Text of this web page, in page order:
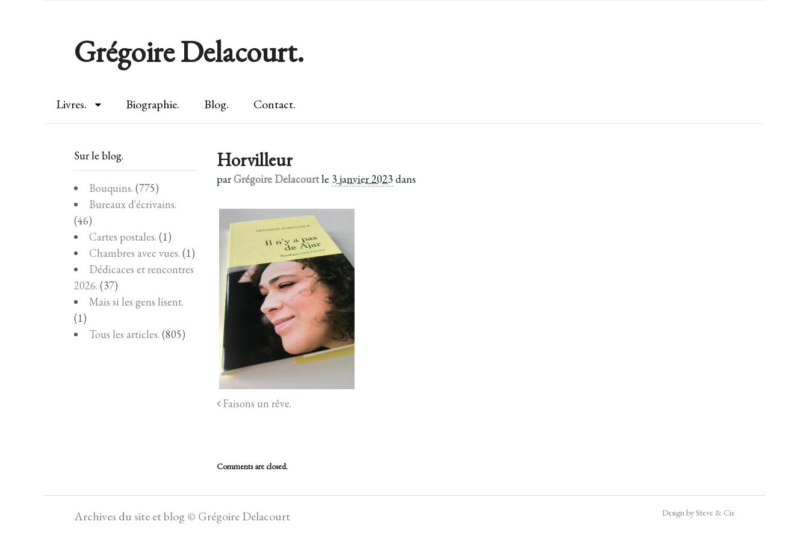
Grégoire Delacourt.
Livres. Biographie. Blog. Contact.
Horvilleur
parGrégoire Delacourtle 3 janvier 2023dans
Faisons un rêve.
Comments are closed.
Sur le blog.
Bouquins. (775)
Bureaux d'écrivains.
(46)
Cartes postales. (1)
Chambres avec vues. (1)
Dédicaces et rencontres
2026. (37)
Mais si les gens lisent.
(1)
Tous les articles. (805)
Archives du site et blog © Grégoire Delacourt Design by Steve & Cie